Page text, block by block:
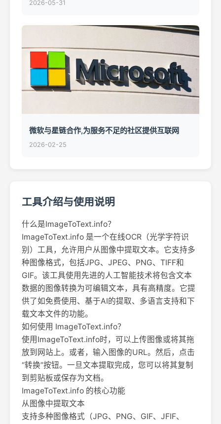
2026-05-31
微软与星链合作,为服务不足的社区提供互联网
2026-02-25
工具介绍与使用说明
什么是ImageToText.info？
ImageToText.info 是一个在线OCR（光学字符识
别）工具，允许用户从图像中提取文本。它支持多
种图像格式，包括JPG、JPEG、PNG、TIFF和
GIF。该工具使用先进的人工智能技术将包含文本
数据的图像转换为可编辑文本，具有高精度。它提
供了如免费使用、基于AI的提取、多语言支持和下
载文本文件的功能。
如何使用 ImageToText.info？
使用ImageToText.info时，可以上传图像或将其拖
放到网站上。或者，输入图像的URL。然后，点击
“转换”按钮。一旦文本提取完成，您可以将其复制
到剪贴板或保存为文档。
ImageToText.info 的核心功能
从图像中提取文本
支持多种图像格式（JPG、PNG、GIF、JFIF、